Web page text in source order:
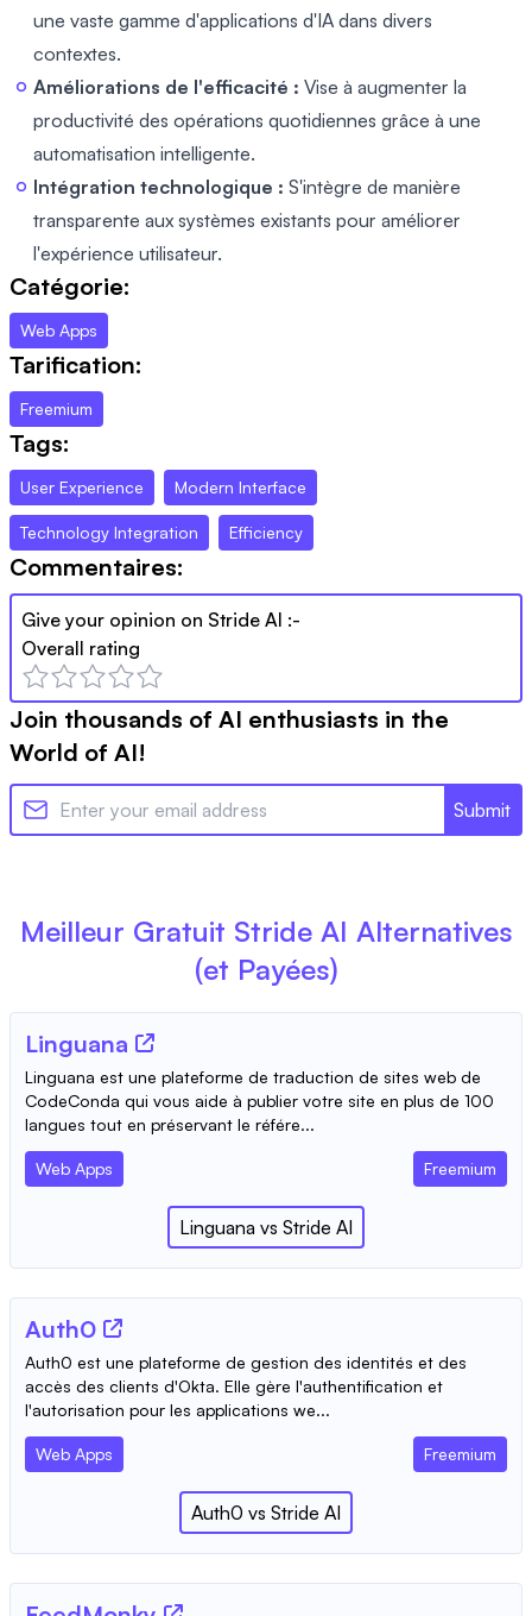
une vaste gamme d'applications d'IA dans divers
contextes.
Améliorations de l'efficacité : Vise à augmenter la
productivité des opérations quotidiennes grâce à une
automatisation intelligente.
Intégration technologique : S'intègre de manière
transparente aux systèmes existants pour améliorer
l'expérience utilisateur.
Catégorie:
Web Apps
Tarification:
Freemium
Tags:
User Experience Modern Interface
Technology Integration Efficiency
Commentaires:
Give your opinion on Stride AI :-
Overall rating
Join thousands of AI enthusiasts in the
World of AI!
Submit
Meilleur Gratuit Stride AI Alternatives
(et Payées)
Linguana
Linguana est une plateforme de traduction de sites web de
CodeConda qui vous aide à publier votre site en plus de 100
langues tout en préservant le référe...
Web Apps Freemium
Linguana vs Stride AI
Auth0
Auth0 est une plateforme de gestion des identités et des
accès des clients d'Okta. Elle gère l'authentification et
l'autorisation pour les applications we...
Web Apps Freemium
Auth0 vs Stride AI